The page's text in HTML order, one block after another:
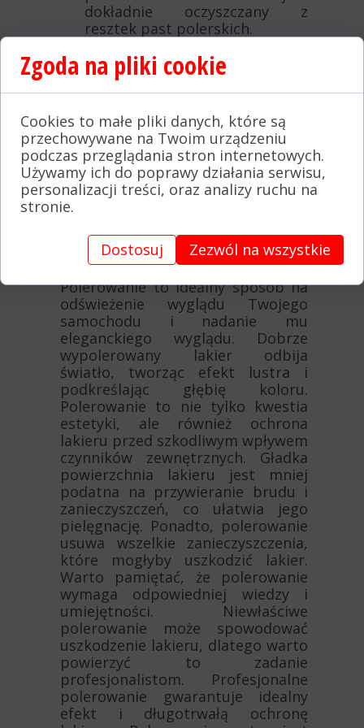
dokładnie oczyszczany z
resztek past polerskich.
Polerowanie auta: jak
odzyskać blask lakieru?
Polerowanie auta to proces, który
ma na celu przywrócenie lakierowi
blasku i połysku.Jest to
szczególnie ważne po korekcie
lakieru
usuwa wszelkie mikrorysy i
hologramy, które mogły powstać
podczas tego procesu.
Polerowanie to idealny sposób na
odświeżenie wyglądu Twojego
samochodu i nadanie mu
eleganckiego wyglądu. Dobrze
wypolerowany lakier odbija
światło, tworząc efekt lustra i
podkreślając głębię koloru.
Polerowanie to nie tylko kwestia
estetyki, ale również ochrona
lakieru przed szkodliwym wpływem
czynników zewnętrznych. Gładka
powierzchnia lakieru jest mniej
podatna na przywieranie brudu i
zanieczyszczeń, co ułatwia jego
pielęgnację. Ponadto, polerowanie
usuwa wszelkie zanieczyszczenia,
które mogłyby uszkodzić lakier.
Warto pamiętać, że polerowanie
wymaga odpowiedniej wiedzy i
umiejętności. Niewłaściwe
polerowanie może spowodować
uszkodzenie lakieru, dlatego warto
powierzyć to zadanie
profesjonalistom. Profesjonalne
polerowanie gwarantuje idealny
efekt i długotrwałą ochronę
Zgoda na pliki cookie
Cookies to małe pliki danych, które są
przechowywane na Twoim urządzeniu
podczas przeglądania stron internetowych.
Używamy ich do poprawy działania serwisu,
personalizacji treści, oraz analizy ruchu na
stronie.
Dostosuj Zezwól na wszystkie